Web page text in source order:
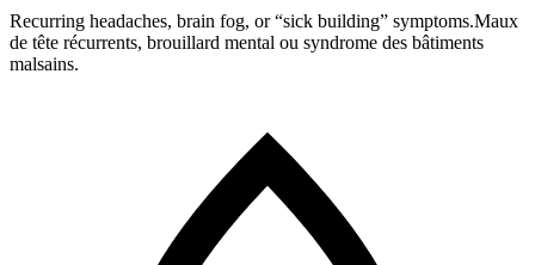
Recurring headaches, brain fog, or “sick building” symptoms.Maux
de tête récurrents, brouillard mental ou syndrome des bâtiments
malsains.